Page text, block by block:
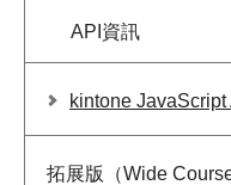
API資訊
kintone JavaScript
拓展版​（Wide